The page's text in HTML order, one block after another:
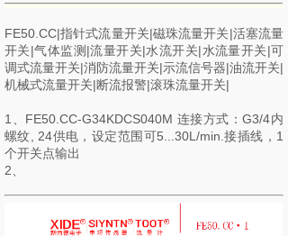
FE50.CC|指针式流量开关|磁珠流量开关|活塞流量
开关|气体监测|流量开关|水流开关|水流量开关|可
调式流量开关|消防流量开关|示流信号器|油流开关|
机械式流量开关|断流报警|滚珠流量开关|
1、FE50.CC-G34KDCS040M 连接方式：G3/4内
螺纹, 24供电，设定范围可5...30L/min.接插线，1
个开关点输出
2、